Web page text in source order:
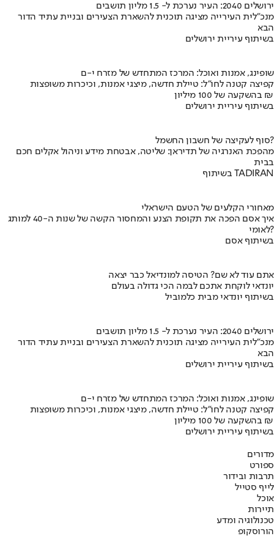
ירושלים 2040: העיר נערכת ל- 1.5 מליון תושבים
מנכ"לית העירייה מציגה תוכנית להשארת הצעירים ובניית עתיד הדור
הבא
בשיתוף עיריית ירושלים
שופינג, אמנות ואוכל: המרכז המתחדש של מזרח י-ם
קפיצה קטנה לחו"ל: טיילת חדשה, מיצגי אמנות, וכיכרות משופצות
בהשקעה של 100 מיליון ₪
בשיתוף עיריית ירושלים
סוף לעקיצה של חשבון החשמל?
מהפכת האנרגיה של תדיראן: שליטה, אבטחת מידע וניהול אקלים חכם
בבית
בשיתוף TADIRAN
מאחורי הקלעים של הטעם הישראלי
איך אסם הפכה את תקופת הצנע והמחסור הקשה של שנות ה-40 למותג
לאומי?
בשיתוף אסם
אתם עוד לא שם? הטיסה למונדיאל כבר יצאה
יונדאי לוקחת אתכם לבמה הכי גדולה בעולם
בשיתוף יונדאי מבית כלמוביל
ירושלים 2040: העיר נערכת ל- 1.5 מליון תושבים
מנכ"לית העירייה מציגה תוכנית להשארת הצעירים ובניית עתיד הדור
הבא
בשיתוף עיריית ירושלים
שופינג, אמנות ואוכל: המרכז המתחדש של מזרח י-ם
קפיצה קטנה לחו"ל: טיילת חדשה, מיצגי אמנות, וכיכרות משופצות
בהשקעה של 100 מיליון ₪
בשיתוף עיריית ירושלים
מדורים
ספורט
תרבות ובידור
לייף סטייל
אוכל
תיירות
טכנולוגיה ומדע
הורוסקופ